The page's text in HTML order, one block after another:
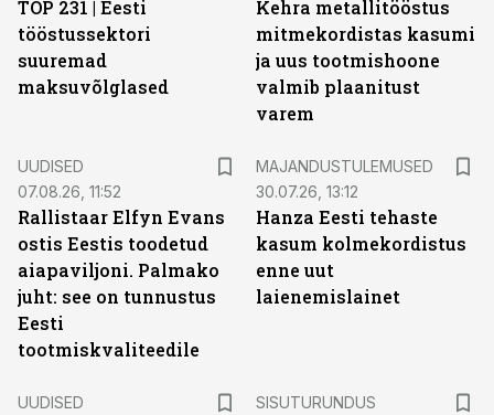
TOP 231 | Eesti
tööstussektori
suuremad
maksuvõlglased
Kehra metallitööstus
mitmekordistas kasumi
ja uus tootmishoone
valmib plaanitust
varem
UUDISED
07.08.26, 11:52
Rallistaar Elfyn Evans
ostis Eestis toodetud
aiapaviljoni. Palmako
juht: see on tunnustus
Eesti
tootmiskvaliteedile
MAJANDUSTULEMUSED
30.07.26, 13:12
Hanza Eesti tehaste
kasum kolmekordistus
enne uut
laienemislainet
UUDISED
SISUTURUNDUS